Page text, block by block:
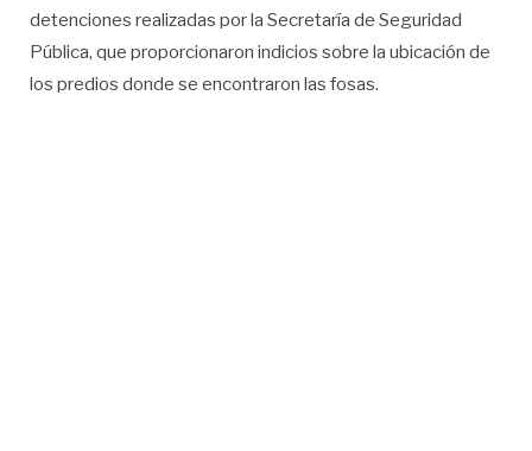
detenciones realizadas por la Secretaría de Seguridad
Pública, que proporcionaron indicios sobre la ubicación de
los predios donde se encontraron las fosas.